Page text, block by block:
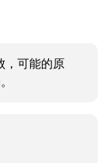
，可能的原